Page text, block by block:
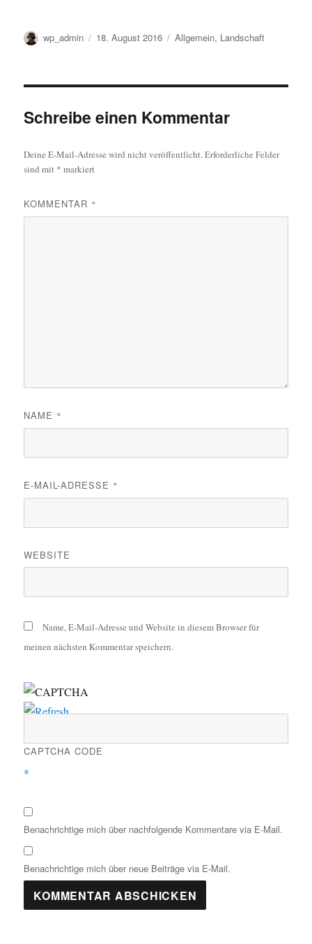
Autor
wp_admin
Veröffentlicht
18. August 2016 Kategorien
Allgemein, Landschaft
Schreibe einen Kommentar
Deine E-Mail-Adresse wird nicht veröffentlicht.Erforderliche Felder
sind mit * markiert
KOMMENTAR *
NAME *
E-MAIL-ADRESSE *
WEBSITE
Name, E-Mail-Adresse und Website in diesem Browser für
meinen nächsten Kommentar speichern.
CAPTCHA CODE
*
Benachrichtige mich über nachfolgende Kommentare via E-Mail.
Benachrichtige mich über neue Beiträge via E-Mail.